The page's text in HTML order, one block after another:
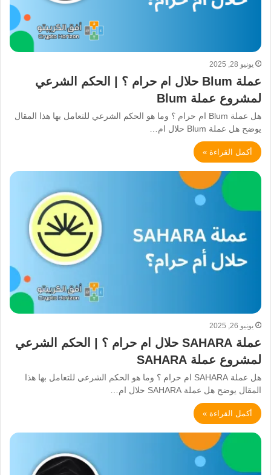
يونيو 28, 2025
عملة Blum حلال ام حرام ؟ | الحكم الشرعي
لمشروع عملة Blum
هل عملة Blum ام حرام ؟ وما هو الحكم الشرعي للتعامل بها هذا المقال
يوضح هل عملة Blum حلال ام…
أكمل القراءة »
يونيو 26, 2025
عملة SAHARA حلال ام حرام ؟ | الحكم الشرعي
لمشروع عملة SAHARA
هل عملة SAHARA ام حرام ؟ وما هو الحكم الشرعي للتعامل بها هذا
المقال يوضح هل عملة SAHARA حلال ام…
أكمل القراءة »